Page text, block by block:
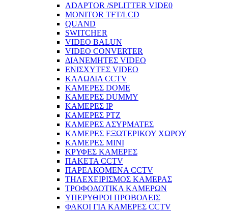
ADAPTOR /SPLITTER VIDE0
MONITOR TFT/LCD
QUAND
SWITCHER
VIDEO BALUN
VIDEO CONVERTER
ΔΙΑΝΕΜΗΤΕΣ VIDEO
ΕΝΙΣΧΥΤΕΣ VIDEO
ΚΑΛΩΔΙΑ CCTV
ΚΑΜΕΡΕΣ DOME
ΚΑΜΕΡΕΣ DUMMY
ΚΑΜΕΡΕΣ IP
ΚΑΜΕΡΕΣ PTZ
ΚΑΜΕΡΕΣ ΑΣΥΡΜΑΤΕΣ
ΚΑΜΕΡΕΣ ΕΞΩΤΕΡΙΚΟΥ ΧΩΡΟΥ
ΚΑΜΕΡΕΣ ΜΙΝΙ
ΚΡΥΦΕΣ ΚΑΜΕΡΕΣ
ΠΑΚΕΤΑ CCTV
ΠΑΡΕΛΚΟΜΕΝΑ CCTV
ΤΗΛΕΧΕΙΡΙΣΜΟΣ ΚΑΜΕΡΑΣ
ΤΡΟΦΟΔΟΤΙΚΑ ΚΑΜΕΡΩΝ
ΥΠΕΡΥΘΡΟΙ ΠΡΟΒΟΛΕΙΣ
ΦΑΚΟΙ ΓΙΑ ΚΑΜΕΡΕΣ CCTV